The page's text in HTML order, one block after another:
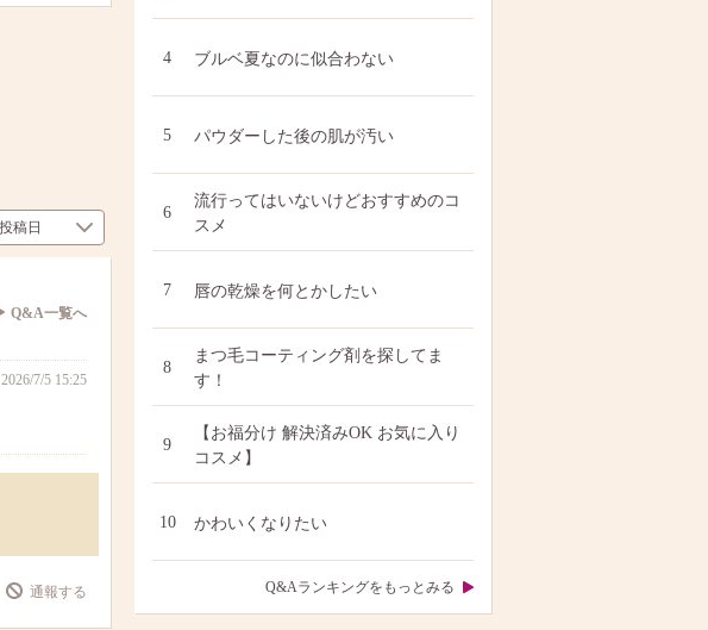
Q&A一覧へ
2026/7/5 15:25
通報する
4 ブルベ夏なのに似合わない
5 パウダーした後の肌が汚い
6
流行ってはいないけどおすすめのコ
スメ
7 唇の乾燥を何とかしたい
8
まつ毛コーティング剤を探してま
す！
9
【お福分け 解決済みOK お気に入り
コスメ】
10 かわいくなりたい
Q&Aランキングをもっとみる